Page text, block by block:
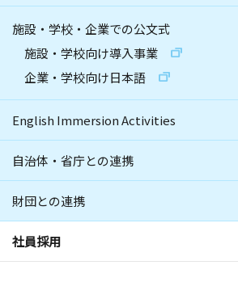
施設・学校・企業での公文式
施設・学校向け導入事業
企業・学校向け日本語
English Immersion Activities
自治体・省庁との連携
財団との連携
社員採用